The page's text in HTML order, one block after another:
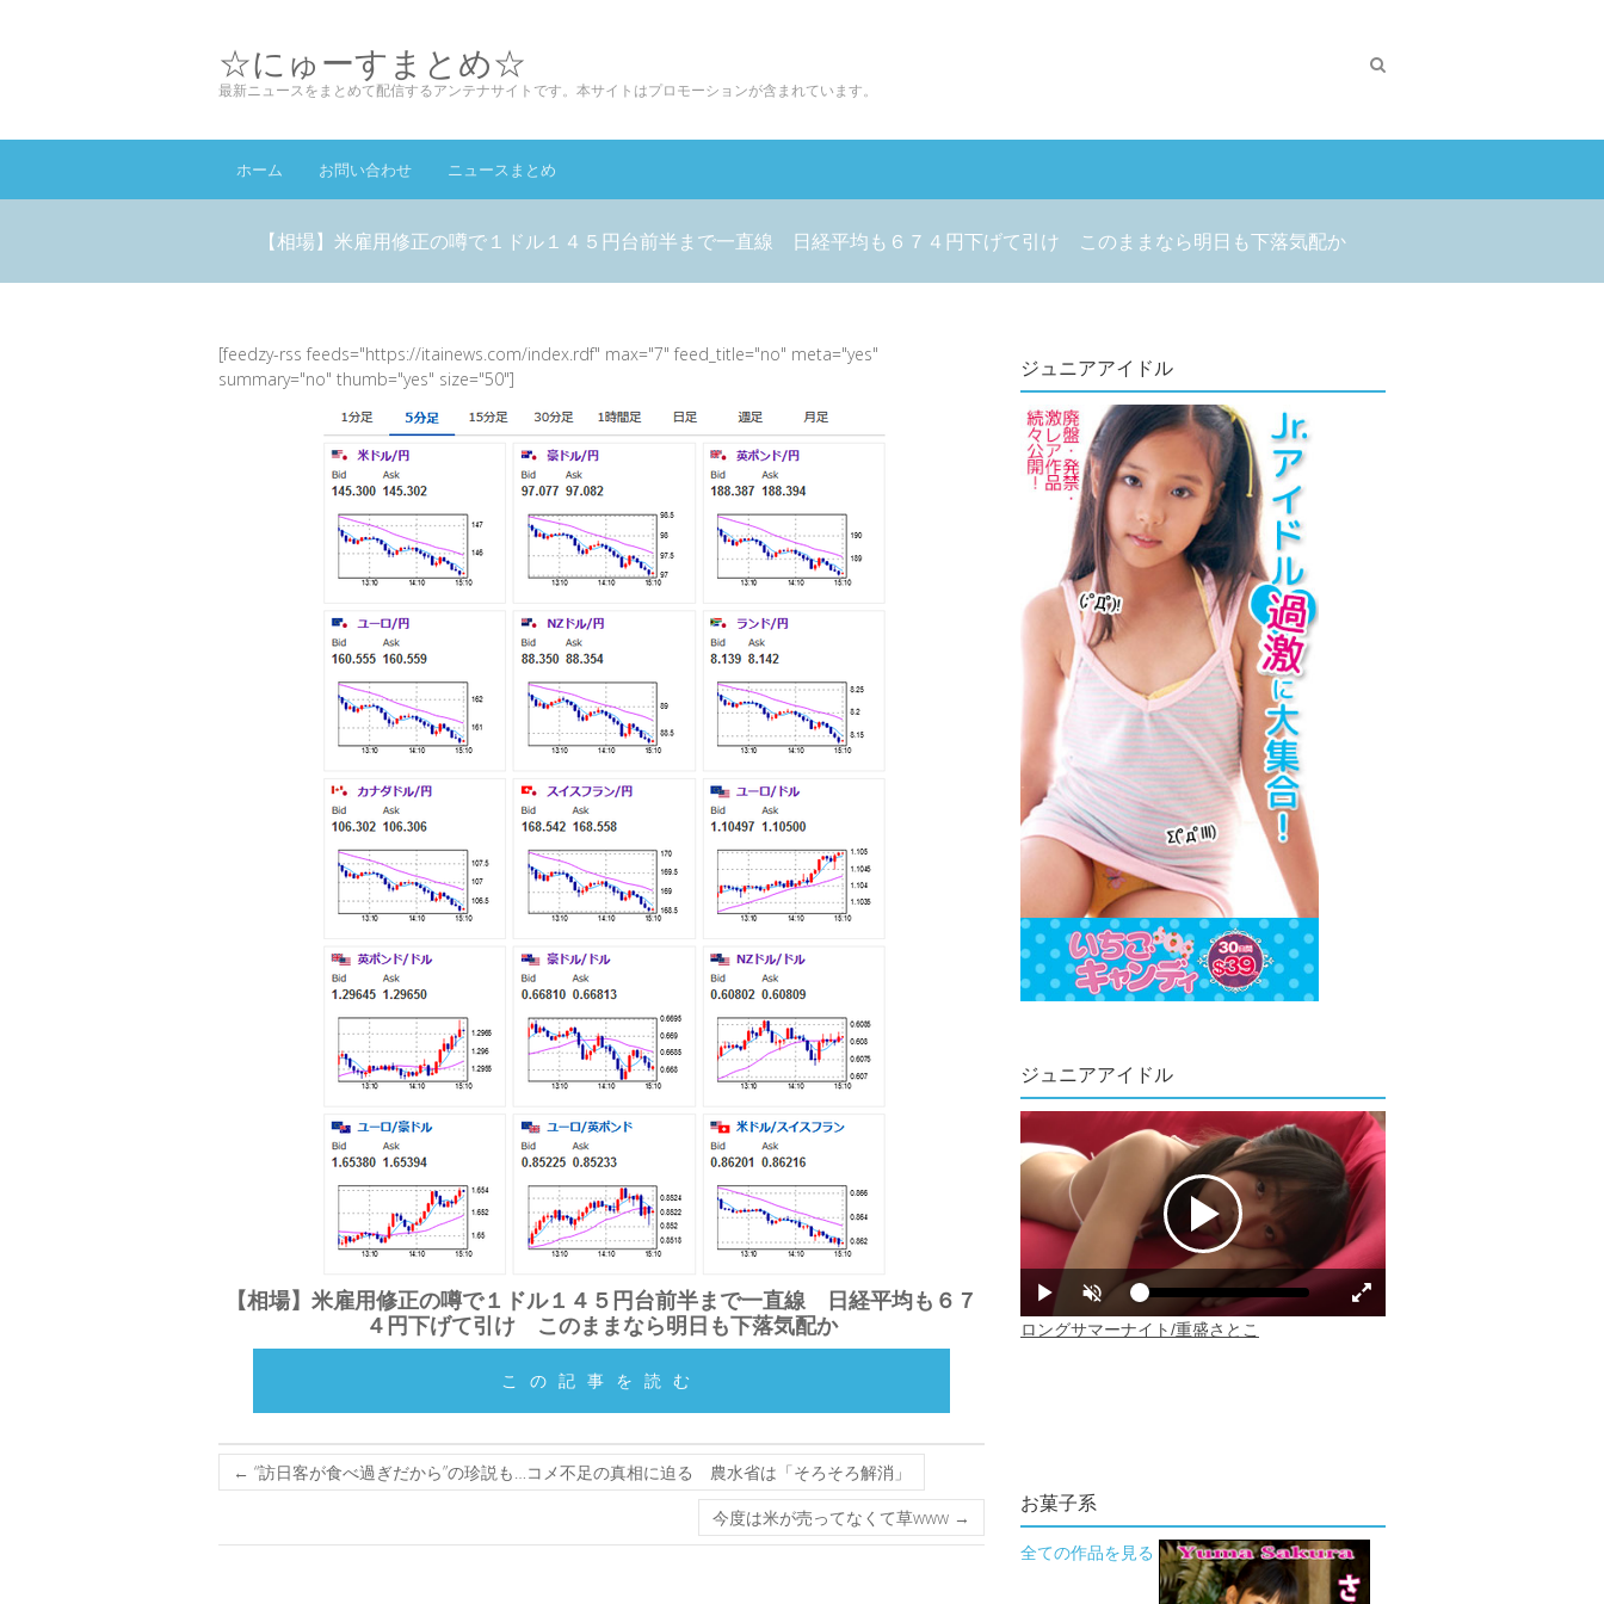
☆にゅーすまとめ☆
最新ニュースをまとめて配信するアンテナサイトです。本サイトはプロモーションが含まれています。
ホーム お問い合わせ ニュースまとめ
【相場】米雇用修正の噂で１ドル１４５円台前半まで一直線 日経平均も６７４円下げて引け このままなら明日も下落気配か
[feedzy-rss feeds="https://itainews.com/index.rdf" max="7" feed_title="no" meta="yes"
summary="no" thumb="yes" size="50"]
【相場】米雇用修正の噂で１ドル１４５円台前半まで一直線 日経平均も６７
４円下げて引け このままなら明日も下落気配か
この記事を読む
← “訪日客が食べ過ぎだから”の珍説も…コメ不足の真相に迫る 農水省は「そろそろ解消」
今度は米が売ってなくて草www →
ジュニアアイドル
ジュニアアイドル
お菓子系
全ての作品を見る